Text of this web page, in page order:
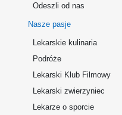
Odeszli od nas
Nasze pasje
Lekarskie kulinaria
Podróże
Lekarski Klub Filmowy
Lekarski zwierzyniec
Lekarze o sporcie